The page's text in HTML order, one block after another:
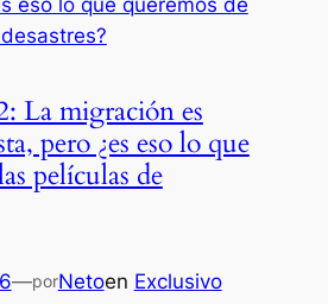
La migración es
pero ¿es eso lo que
películas de
—porNetoen Exclusivo